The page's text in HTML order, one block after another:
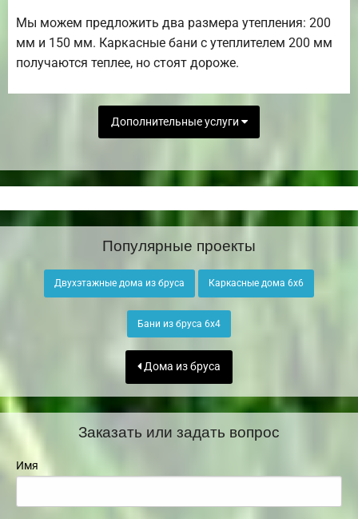
Мы можем предложить два размера утепления: 200
мм и 150 мм. Каркасные бани с утеплителем 200 мм
получаются теплее, но стоят дороже.
Дополнительные услуги
Популярные проекты
Двухэтажные дома из бруса Каркасные дома 6х6
Бани из бруса 6х4
Дома из бруса
Заказать или задать вопрос
Имя